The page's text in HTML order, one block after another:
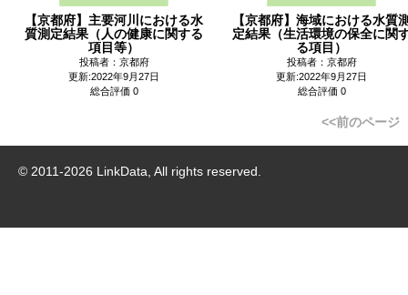
【京都府】主要河川における水
質測定結果（人の健康に関する
項目等）
投稿者：京都府
更新:2022年9月27日
総合評価 0
【京都府】海域における水質
定結果（生活環境の保全に関
る項目）
投稿者：京都府
更新:2022年9月27日
総合評価 0
<<前のページ
© 2011-2026 LinkData, All rights reserved.